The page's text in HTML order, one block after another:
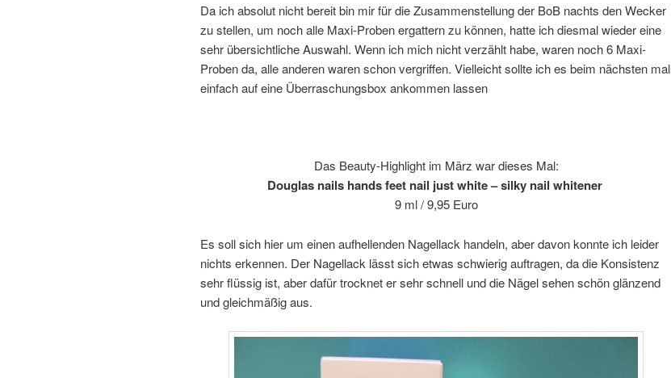
Da ich absolut nicht bereit bin mir für die Zusammenstellung der BoB nachts den Wecker
zu stellen, um noch alle Maxi-Proben ergattern zu können, hatte ich diesmal wieder eine
sehr übersichtliche Auswahl. Wenn ich mich nicht verzählt habe, waren noch 6 Maxi-
Proben da, alle anderen waren schon vergriffen. Vielleicht sollte ich es beim nächsten mal
einfach auf eine Überraschungsbox ankommen lassen
Das Beauty-Highlight im März war dieses Mal:
Douglas nails hands feet nail just white – silky nail whitener
9 ml / 9,95 Euro
Es soll sich hier um einen aufhellenden Nagellack handeln, aber davon konnte ich leider
nichts erkennen. Der Nagellack lässt sich etwas schwierig auftragen, da die Konsistenz
sehr flüssig ist, aber dafür trocknet er sehr schnell und die Nägel sehen schön glänzend
und gleichmäßig aus.